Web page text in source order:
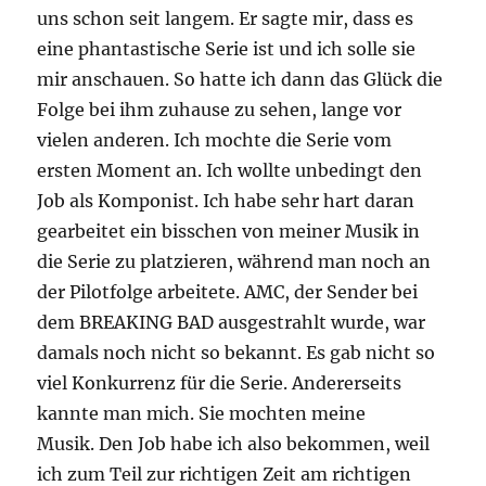
uns schon seit langem. Er sagte mir, dass es
eine phantastische Serie ist und ich solle sie
mir anschauen. So hatte ich dann das Glück die
Folge bei ihm zuhause zu sehen, lange vor
vielen anderen. Ich mochte die Serie vom
ersten Moment an. Ich wollte unbedingt den
Job als Komponist. Ich habe sehr hart daran
gearbeitet ein bisschen von meiner Musik in
die Serie zu platzieren, während man noch an
der Pilotfolge arbeitete. AMC, der Sender bei
dem BREAKING BAD ausgestrahlt wurde, war
damals noch nicht so bekannt. Es gab nicht so
viel Konkurrenz für die Serie. Andererseits
kannte man mich. Sie mochten meine
Musik. Den Job habe ich also bekommen, weil
ich zum Teil zur richtigen Zeit am richtigen